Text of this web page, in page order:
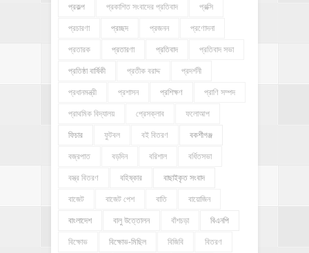
প্রকল্প প্রকাশিত সংবাদের প্রতিবাদ প্রক্সি
প্রচারণা প্রচ্ছদ প্রজনন প্রণোদনা
প্রতারক প্রতারণা প্রতিবাদ প্রতিবাদ সভা
প্রতিষ্ঠা বার্ষিকী প্রতীক বরাদ্দ প্রদর্শনী
প্রধানমন্ত্রী প্রশাসন প্রশিক্ষণ প্রাণি সম্পদ
প্রাথমিক বিদ্যালয় প্রেসক্লাব ফলোআপ
ফিচার ফুটবল বই বিতরণ বকশীগঞ্জ
বজ্রপাত বড়দিন বরিশাল বর্ধিতসভা
বস্ত্র বিতরণ বহিষ্কার বাছাইকৃত সংবাদ
বাজেট বাজেট পেশ বাতি বায়োজিন
বাংলাদেশ বালু উত্তোলন বাঁশচড়া বিএনপি
বিক্ষোভ বিক্ষোভ-মিছিল বিজিবি বিতরণ